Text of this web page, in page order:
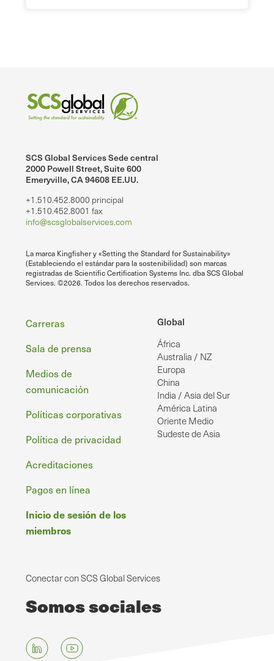
SCS Global Services Sede central
2000 Powell Street, Suite 600
Emeryville, CA 94608 EE.UU.
+1.510.452.8000 principal
+1.510.452.8001 fax
info@scsglobalservices.com
La marca Kingfisher y «Setting the Standard for Sustainability»
(Estableciendo el estándar para la sostenibilidad) son marcas
registradas de Scientific Certification Systems Inc. dba SCS Global
Services. ©2026. Todos los derechos reservados.
Global
África
Australia / NZ
Europa
China
India / Asia del Sur
América Latina
Oriente Medio
Sudeste de Asia
Pie
de
página
Carreras
Sala de prensa
Medios de
comunicación
Políticas corporativas
Política de privacidad
Acreditaciones
Pagos en línea
Inicio de sesión de los
miembros
Conectar con SCS Global Services
Somos sociales